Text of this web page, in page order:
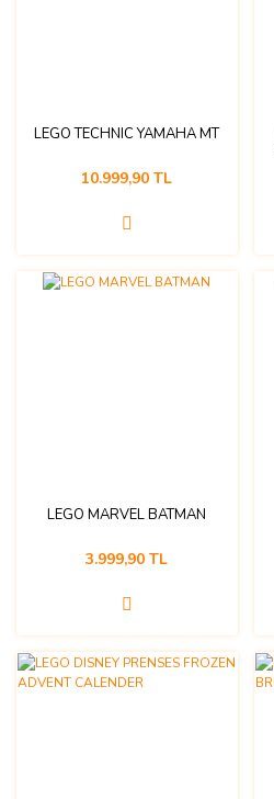
LEGO TECHNIC YAMAHA MT
10.999,90 TL
LEGO MARVEL BATMAN
3.999,90 TL